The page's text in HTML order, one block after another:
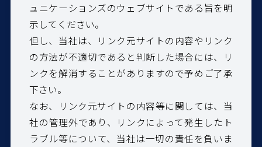
ュニケーションズのウェブサイトである旨を明
示してください。
但し、当社は、リンク元サイトの内容やリンク
の方法が不適切であると判断した場合には、リ
ンクを解消することがありますので予めご了承
下さい。
なお、リンク元サイトの内容等に関しては、当
社の管理外であり、リンクによって発生したト
ラブル等について、当社は一切の責任を負いま